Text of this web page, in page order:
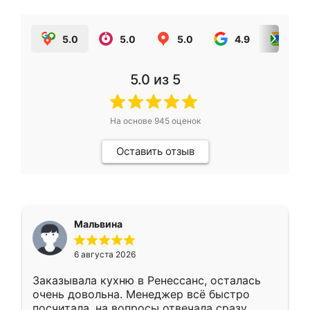
5.0 5.0 5.0 4.9
5.0 из 5
На основе 945оценок
Оставить отзыв
Мальвина
6 августа 2026
Заказывала кухню в Ренессанс, осталась
очень довольна. Менеджер всё быстро